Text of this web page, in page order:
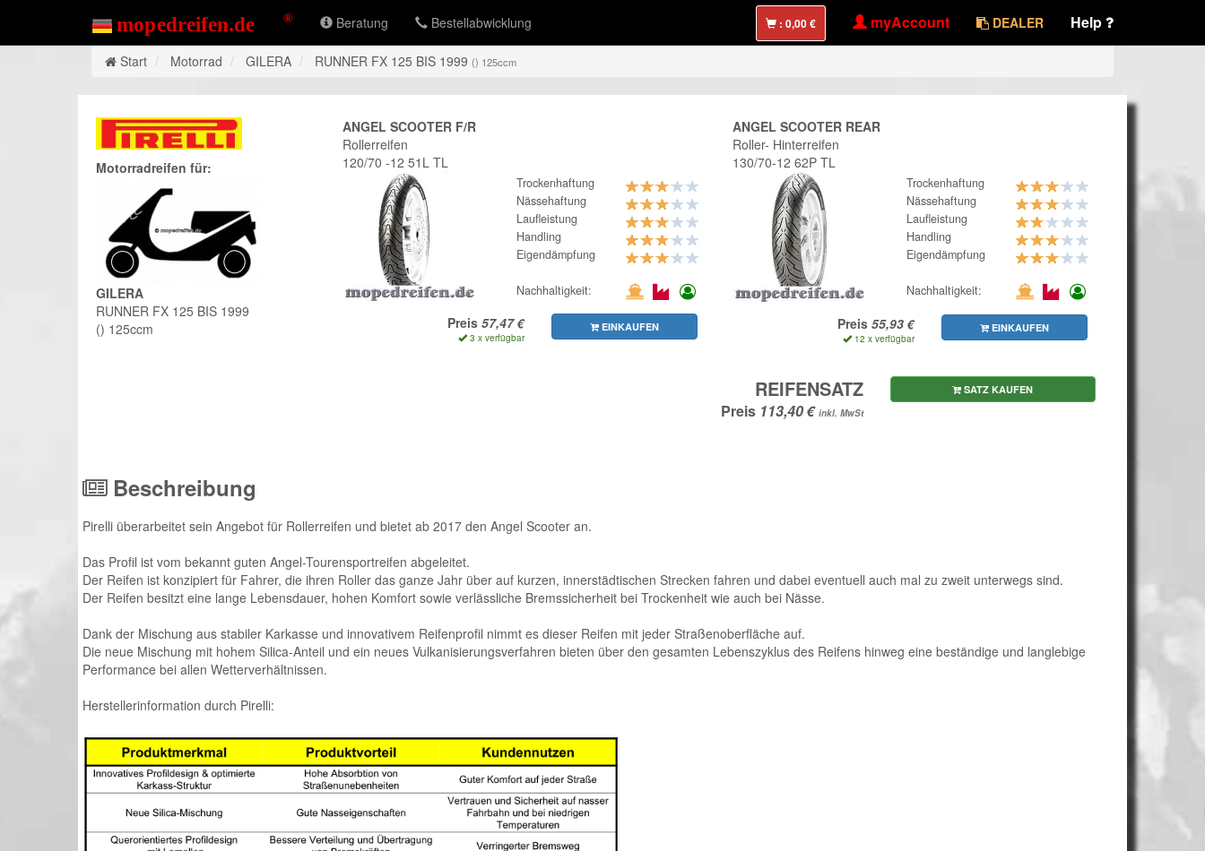
Beratung Bestellabwicklung : myAccount DEALER Help
Start Motorrad GILERA RUNNER FX 125 BIS 1999 () 125ccm
Motorradreifen für:
GILERA
RUNNER FX 125 BIS 1999
() 125ccm
ANGEL SCOOTER F/R
Rollerreifen
120/70 -12 51L TL
Trockenhaftung
Nässehaftung
Laufleistung
Handling
Eigendämpfung
Nachhaltigkeit:
Preis
3 x verfügbar
EINKAUFEN
ANGEL SCOOTER REAR
Roller- Hinterreifen
130/70-12 62P TL
Trockenhaftung
Nässehaftung
Laufleistung
Handling
Eigendämpfung
Nachhaltigkeit:
Preis
12 x verfügbar
EINKAUFEN
REIFENSATZ
Preis inkl. MwSt
SATZ KAUFEN
Beschreibung
Pirelli überarbeitet sein Angebot für Rollerreifen und bietet ab 2017 den Angel Scooter an.
Das Profil ist vom bekannt guten Angel-Tourensportreifen abgeleitet.
Der Reifen ist konzipiert für Fahrer, die ihren Roller das ganze Jahr über auf kurzen, innerstädtischen Strecken fahren und dabei eventuell auch mal zu zweit unterwegs sind.
Der Reifen besitzt eine lange Lebensdauer, hohen Komfort sowie verlässliche Bremssicherheit bei Trockenheit wie auch bei Nässe.
Dank der Mischung aus stabiler Karkasse und innovativem Reifenprofil nimmt es dieser Reifen mit jeder Straßenoberfläche auf.
Die neue Mischung mit hohem Silica-Anteil und ein neues Vulkanisierungsverfahren bieten über den gesamten Lebenszyklus des Reifens hinweg eine beständige und langlebige
Performance bei allen Wetterverhältnissen.
Herstellerinformation durch Pirelli: